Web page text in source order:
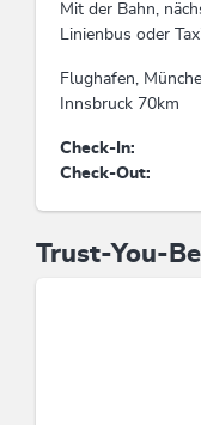
Mit der Bahn,
Linienbus oder
Flughafen,
Innsbruck 70km
Check-In:
Check-Out:
Trust-You-